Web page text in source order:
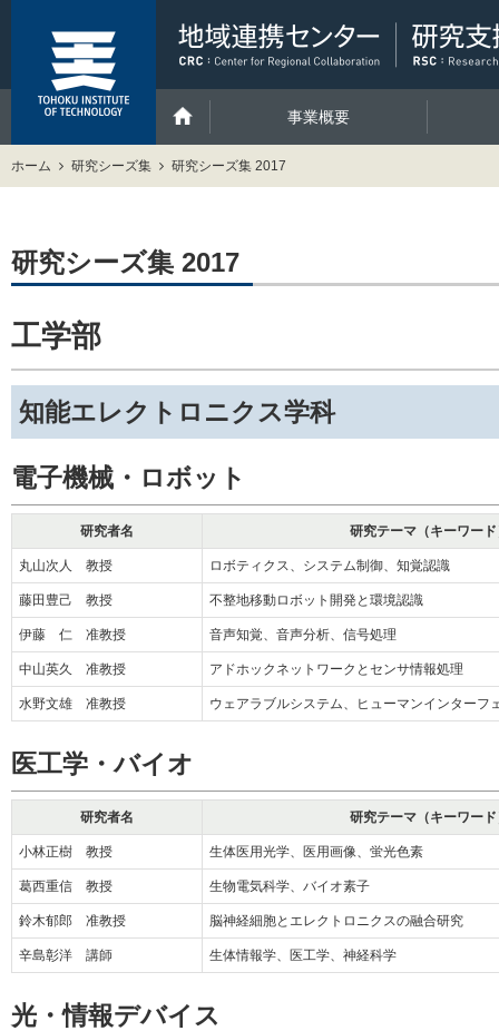
事業概要
ホーム 研究シーズ集 研究シーズ集 2017
研究シーズ集 2017
工学部
知能エレクトロニクス学科
電子機械・ロボット
研究者名 研究テーマ（キーワード
丸山次人 教授 ロボティクス、システム制御、知覚認識
藤田豊己 教授 不整地移動ロボット開発と環境認識
伊藤 仁 准教授 音声知覚、音声分析、信号処理
中山英久 准教授 アドホックネットワークとセンサ情報処理
水野文雄 准教授 ウェアラブルシステム、ヒューマンインターフ
医工学・バイオ
研究者名 研究テーマ（キーワード
小林正樹 教授 生体医用光学、医用画像、蛍光色素
葛西重信 教授 生物電気科学、バイオ素子
鈴木郁郎 准教授 脳神経細胞とエレクトロニクスの融合研究
辛島彰洋 講師 生体情報学、医工学、神経科学
光・情報デバイス